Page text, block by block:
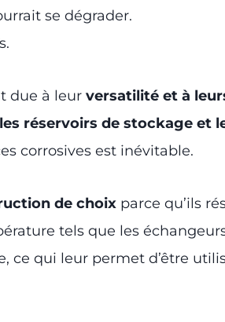
se dégrader.
due à leur versatilité et à
réservoirs de stockage et
corrosives est inévitable.
de choix parce qu’ils
tels que les
ce qui leur permet d’être